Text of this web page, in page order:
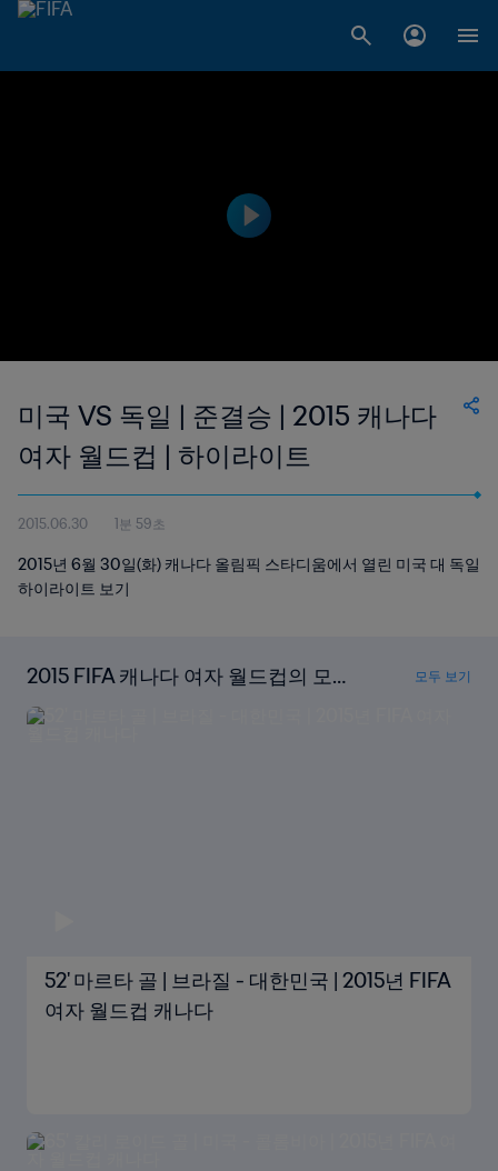
미국 VS 독일 | 준결승 | 2015 캐나다
여자 월드컵 | 하이라이트
2015.06.30 1분 59초
2015년 6월 30일(화) 캐나다 올림픽 스타디움에서 열린 미국 대 독일
하이라이트 보기
2015 FIFA 캐나다 여자 월드컵의 모든
골 다시보기
모두 보기
52' 마르타 골 | 브라질 - 대한민국 | 2015년 FIFA
여자 월드컵 캐나다